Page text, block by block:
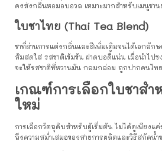
คงส่งกลิ่นหอมอบอวล เหมาะมากสำหรับเมนูชา
ใบชาไทย (Thai Tea Blend)
ชาที่ผ่านการแต่งกลิ่นและสีเพิ่มเติมจนได้เอกลัก
ส้มสดใส รสชาติเข้มข้น ฝาดบอดี้แน่น เมื่อนำไป
จะให้รสชาติที่หวานมัน กลมกล่อม ถูกปากคนไทย
เกณฑ์การเลือกใบชาสำ
ใหม่
การเลือกวัตถุดิบสำหรับผู้เริ่มต้น ไม่ได้ดูเพียงแ
ถึงความสม่ำเสมอของสายการผลิตและวิธีสกัดน้ำ